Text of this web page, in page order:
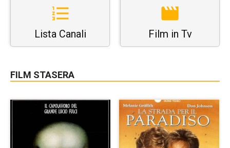
Lista Canali Film in Tv
FILM STASERA